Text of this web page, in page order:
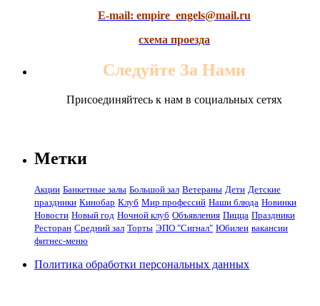
E-mail: empire_engels@mail.ru
схема проезда
Следуйте За Нами
Присоединяйтесь к нам в социальных сетях
Метки
Акции Банкетные залы Большой зал Ветераны Дети Детские
праздники Кинобар Клуб Мир профессий Наши блюда Новинки
Новости Новый год Ночной клуб Объявления Пицца Праздники
Ресторан Средний зал Торты ЭПО "Сигнал" Юбилеи вакансии
фитнес-меню
Политика обработки персональных данных